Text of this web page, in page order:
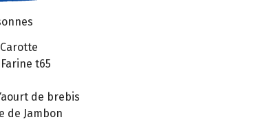
t65
de brebis
de Jambon